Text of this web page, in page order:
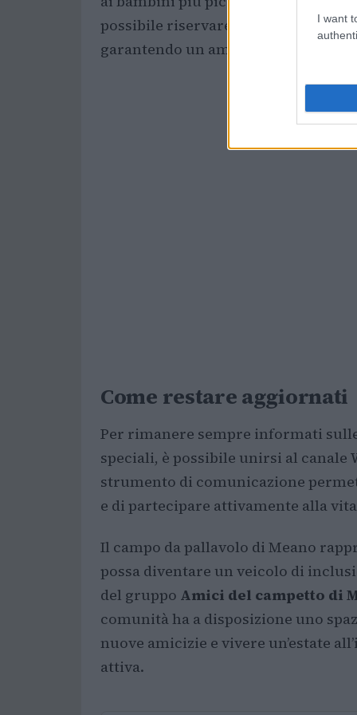
I want
possibile riservare determinati
garantendo un ambiente sicuro e
Come restare aggiornati
Per rimanere sempre informati
speciali, è possibile unirsi al canale
strumento di comunicazione
e di partecipare attivamente alla
Il campo da pallavolo di Meano
possa diventare un veicolo di
del gruppo Amici del campetto di
comunità ha a disposizione uno
nuove amicizie e vivere un’estate
attiva.